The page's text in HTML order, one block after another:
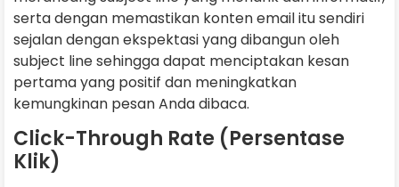
serta dengan memastikan konten email itu sendiri
sejalan dengan ekspektasi yang dibangun oleh
subject line sehingga dapat menciptakan kesan
pertama yang positif dan meningkatkan
kemungkinan pesan Anda dibaca.
Click-Through Rate (Persentase
Klik)